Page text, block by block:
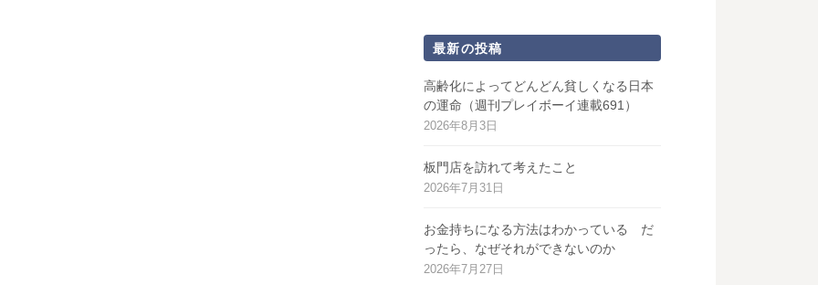
最新の投稿
高齢化によってどんどん貧しくなる日本
の運命（週刊プレイボーイ連載691）
2026年8月3日
板門店を訪れて考えたこと
2026年7月31日
お金持ちになる方法はわかっている だ
ったら、なぜそれができないのか
2026年7月27日